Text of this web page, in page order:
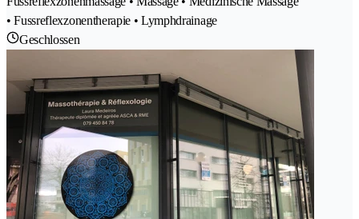
• Fussreflexzonentherapie • Lymphdrainage
Geschlossen